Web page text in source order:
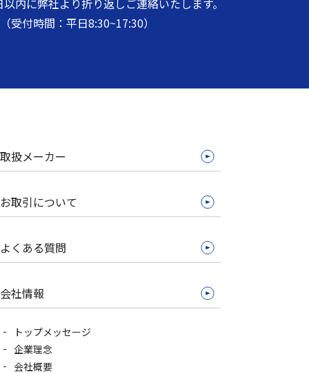
（受付時間：平日8:30~17:30）
取扱メーカー
お取引について
よくある質問
会社情報
トップメッセージ
企業理念
会社概要